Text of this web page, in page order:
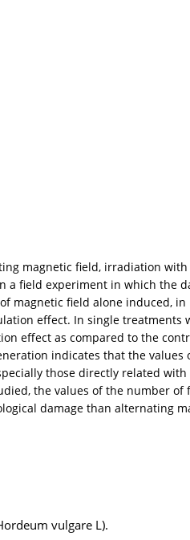
magnetic field, irradiation
a field experiment in which the
magnetic field alone induced,
effect. In single treatments
effect as compared to the
indicates that the
those directly related
the values of the number
damage than alternating
vulgare L).